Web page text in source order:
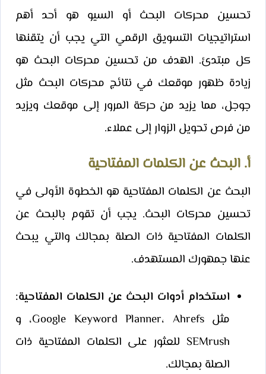
تحسين محركات البحث أو السيو هو أحد أهم
استراتيجيات التسويق الرقمي التي يجب أن يتقنها
كل مبتدئ. الهدف من تحسين محركات البحث هو
زيادة ظهور موقعك في نتائج محركات البحث مثل
جوجل، مما يزيد من حركة المرور إلى موقعك ويزيد
من فرص تحويل الزوار إلى عملاء.
أ. البحث عن الكلمات المفتاحية
البحث عن الكلمات المفتاحية هو الخطوة الأولى في
تحسين محركات البحث. يجب أن تقوم بالبحث عن
الكلمات المفتاحية ذات الصلة بمجالك والتي يبحث
عنها جمهورك المستهدف.
استخدام أدوات البحث عن الكلمات المفتاحية:
مثل Google Keyword Planner، Ahrefs، و
SEMrush للعثور على الكلمات المفتاحية ذات
الصلة بمجالك.